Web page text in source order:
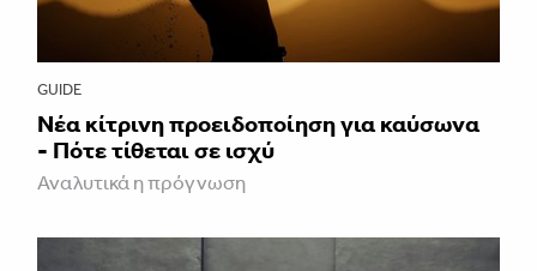
GUIDE
Νέα κίτρινη προειδοποίηση για καύσωνα
- Πότε τίθεται σε ισχύ
Αναλυτικά η πρόγνωση